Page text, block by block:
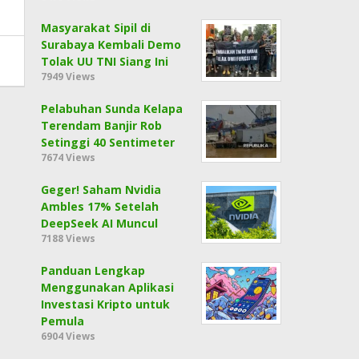
Masyarakat Sipil di
Surabaya Kembali Demo
Tolak UU TNI Siang Ini
7949 Views
Pelabuhan Sunda Kelapa
Terendam Banjir Rob
Setinggi 40 Sentimeter
7674 Views
Geger! Saham Nvidia
Ambles 17% Setelah
DeepSeek AI Muncul
7188 Views
Panduan Lengkap
Menggunakan Aplikasi
Investasi Kripto untuk
Pemula
6904 Views